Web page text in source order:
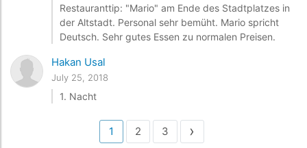
Restauranttip: "Mario" am Ende des Stadtplatzes in
der Altstadt. Personal sehr bemüht. Mario spricht
Deutsch. Sehr gutes Essen zu normalen Preisen.
Hakan Usal
July 25, 2018
1. Nacht
1 2 3 ›